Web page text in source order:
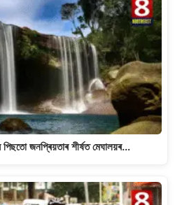
পিছতো জনপ্ৰিয়তাৰ শীৰ্ষত মেঘালয়ৰ…